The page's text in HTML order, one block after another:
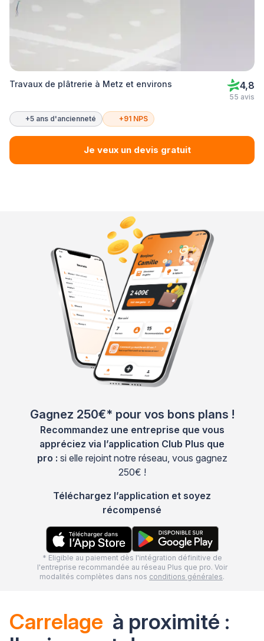
Travaux de plâtrerie à Metz et environs 4,8
55 avis
+5 ans d'ancienneté +91 NPS
Je veux un devis gratuit
Gagnez 250€* pour vos bons plans !
Recommandez une entreprise que vous
appréciez via l’application Club Plus que
pro : si elle rejoint notre réseau, vous gagnez
250€ !
Téléchargez l’application et soyez
récompensé
* Eligible au paiement dès l'intégration définitive de
l'entreprise recommandée au réseau Plus que pro. Voir
modalités complètes dans nos conditions générales.
Carrelage à proximité :